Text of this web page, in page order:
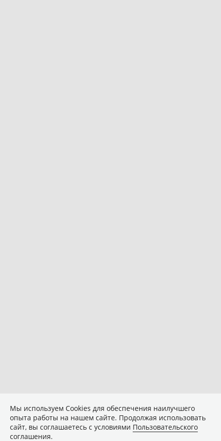
Мы используем Сookies для обеспечения наилучшего
опыта работы на нашем сайте. Продолжая использовать
сайт, вы соглашаетесь с условиями Пользовательского
соглашения.